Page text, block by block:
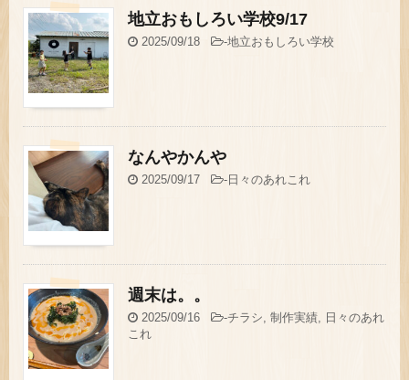
地立おもしろい学校9/17
2025/09/18 -地立おもしろい学校
なんやかんや
2025/09/17 -日々のあれこれ
週末は。。
2025/09/16 -チラシ 制作実績
日々のあれ
これ